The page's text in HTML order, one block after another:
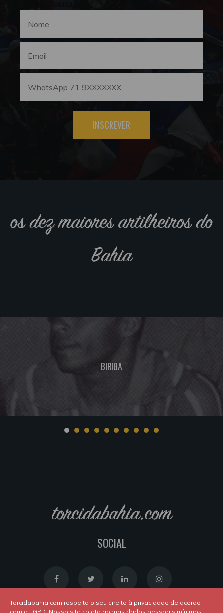
INSCREVER
os dez maiores artilheiros do
Bahia
BIRIBA
torcidabahia.com
SOCIAL
Torcidabahia.com respeita o seu direito à privacidade de acordo
com o LGPD. Nosso site coleta apenas dados pessoais mínimos,